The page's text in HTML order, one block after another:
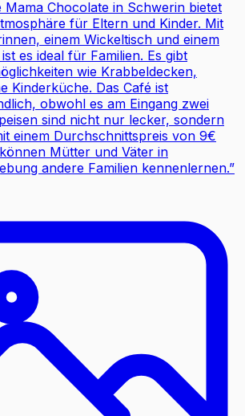
Mama Chocolate in Schwerin bietet
für Eltern und Kinder. Mit
einem Wickeltisch und einem
es ideal für Familien. Es gibt
wie Krabbeldecken,
Kinderküche. Das Café ist
obwohl es am Eingang zwei
sind nicht nur lecker, sondern
einem Durchschnittspreis von 9€
Mütter und Väter in
andere Familien kennenlernen.”